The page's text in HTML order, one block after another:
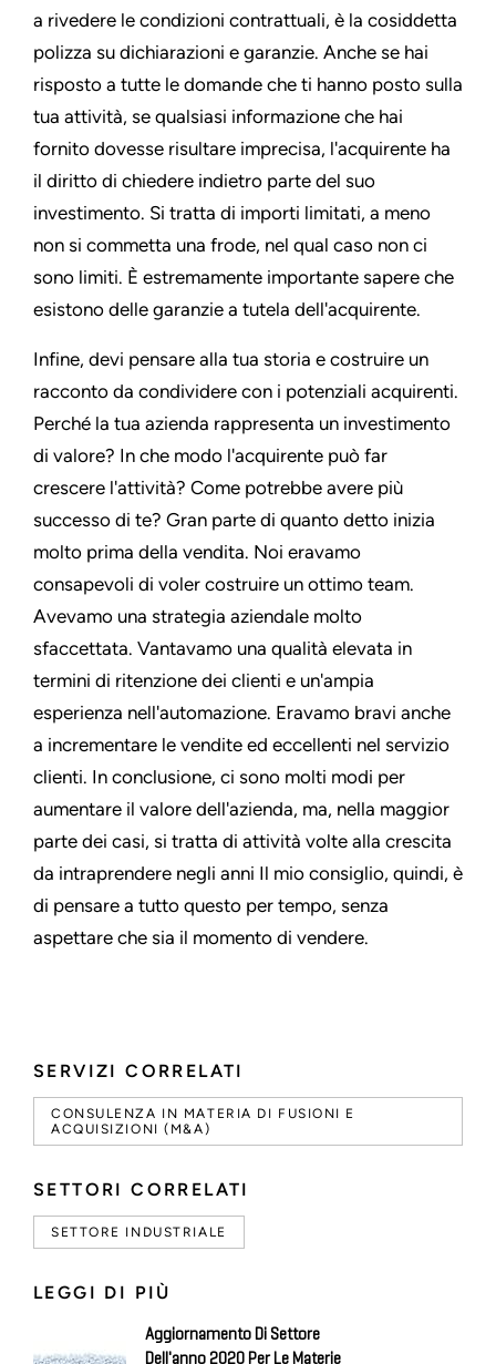
SERVIZI CORRELATI
CONSULENZA IN MATERIA DI FUSIONI E
ACQUISIZIONI (M&A)
SETTORI CORRELATI
SETTORE INDUSTRIALE
LEGGI DI PIÙ
Aggiornamento Di Settore
Dell'anno 2020 Per Le Materie
a rivedere le condizioni contrattuali, è la cosiddetta
polizza su dichiarazioni e garanzie. Anche se hai
risposto a tutte le domande che ti hanno posto sulla
tua attività, se qualsiasi informazione che hai
fornito dovesse risultare imprecisa, l'acquirente ha
il diritto di chiedere indietro parte del suo
investimento. Si tratta di importi limitati, a meno
non si commetta una frode, nel qual caso non ci
sono limiti. È estremamente importante sapere che
esistono delle garanzie a tutela dell'acquirente.
Infine, devi pensare alla tua storia e costruire un
racconto da condividere con i potenziali acquirenti.
Perché la tua azienda rappresenta un investimento
di valore? In che modo l'acquirente può far
crescere l'attività? Come potrebbe avere più
successo di te? Gran parte di quanto detto inizia
molto prima della vendita. Noi eravamo
consapevoli di voler costruire un ottimo team.
Avevamo una strategia aziendale molto
sfaccettata. Vantavamo una qualità elevata in
termini di ritenzione dei clienti e un'ampia
esperienza nell'automazione. Eravamo bravi anche
a incrementare le vendite ed eccellenti nel servizio
clienti. In conclusione, ci sono molti modi per
aumentare il valore dell'azienda, ma, nella maggior
parte dei casi, si tratta di attività volte alla crescita
da intraprendere negli anni Il mio consiglio, quindi, è
di pensare a tutto questo per tempo, senza
aspettare che sia il momento di vendere.